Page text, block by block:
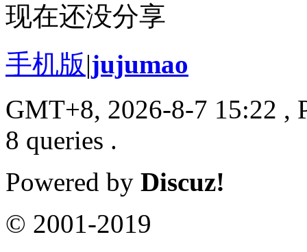
现在还没分享
手机版|jujumao
GMT+8, 2026-8-7 15:22 ,
8 queries .
Powered by Discuz!
© 2001-2019